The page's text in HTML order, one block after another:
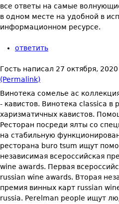
все ответы на самые
в одном месте на удобной в
информационном ресурсе.
ответить
Гость написал 27 октября,
(Permalink)
Винотека сомелье ас
- кавистов. Винотека classica в
харизматичных кавистов.
Ресторан посреди ялты со
на стабильную
ресторана buro tsum ищут
независимая всероссийская
wine awards. Первая
russian wine awards. Вторая
премия винных карт russian
russia. Perelman people ищут